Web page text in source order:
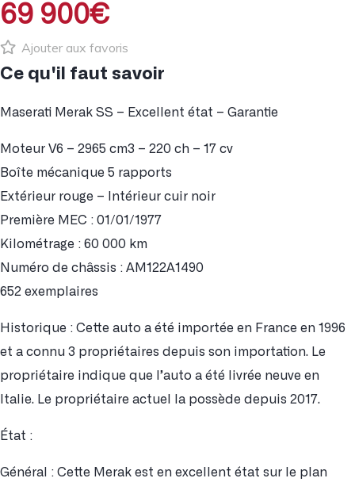
69 900€
Ajouter aux favoris
Ce qu'il faut savoir
Maserati Merak SS – Excellent état – Garantie
Moteur V6 – 2965 cm3 – 220 ch – 17 cv
Boîte mécanique 5 rapports
Extérieur rouge – Intérieur cuir noir
Première MEC : 01/01/1977
Kilométrage : 60 000 km
Numéro de châssis : AM122A1490
652 exemplaires
Historique : Cette auto a été importée en France en 1996
et a connu 3 propriétaires depuis son importation. Le
propriétaire indique que l’auto a été livrée neuve en
Italie. Le propriétaire actuel la possède depuis 2017.
État :
Général : Cette Merak est en excellent état sur le plan